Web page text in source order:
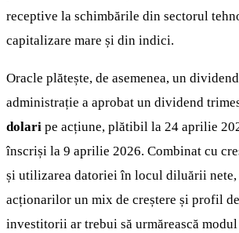
receptive la schimbările din sectorul
capitalizare mare și din indici.
Oracle plătește, de asemenea, un
administrație a aprobat un dividend
dolari pe acțiune, plătibil la 24 aprilie
înscriși la 9 aprilie 2026. Combinat cu
și utilizarea datoriei în locul diluării nete,
acționarilor un mix de creștere și profil
investitorii ar trebui să urmărească